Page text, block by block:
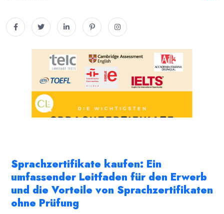
Sprachzertifikate kaufen: Ein
umfassender Leitfaden für den Erwerb
und die Vorteile von Sprachzertifikaten
ohne Prüfung